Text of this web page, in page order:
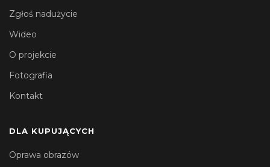
Zgłoś nadużycie
Wideo
O projekcie
Fotografia
Kontakt
DLA KUPUJĄCYCH
Oprawa obrazów